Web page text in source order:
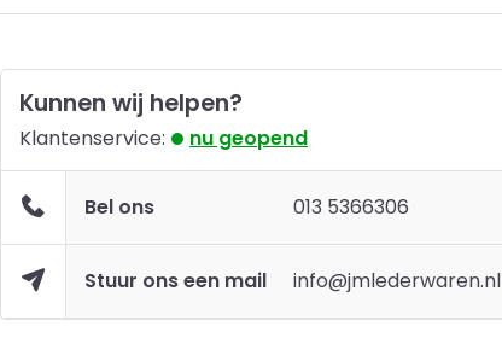
Kunnen wij helpen?
Klantenservice: nu geopend
Bel ons 013 5366306
Stuur ons een mail info@jmlederwaren.nl